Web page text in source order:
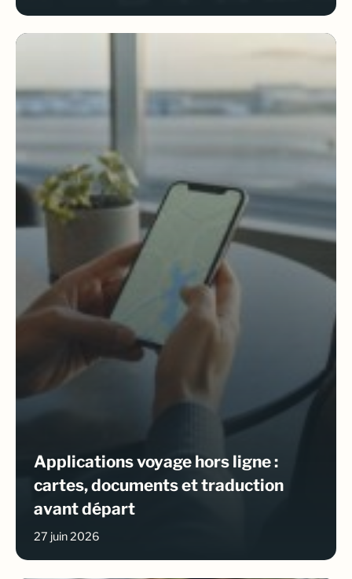
Applications voyage hors ligne :
cartes, documents et traduction
avant départ
27 juin 2026